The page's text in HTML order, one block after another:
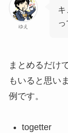
ゆえ
キ
まとめるだけ
もいると思い
例です。
togetter